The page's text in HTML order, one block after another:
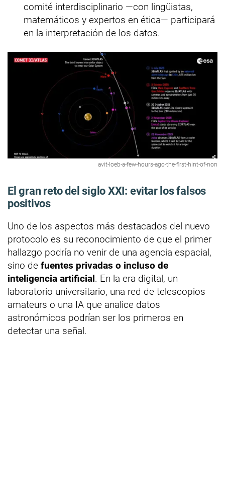
comité interdisciplinario —con lingüistas,
matemáticos y expertos en ética— participará
en la interpretación de los datos.
avit-loeb-a-few-hours-ago-the-first-hint-of-non
El gran reto del siglo XXI: evitar los falsos
positivos
Uno de los aspectos más destacados del nuevo
protocolo es su reconocimiento de que el primer
hallazgo podría no venir de una agencia espacial,
sino de fuentes privadas o incluso de
inteligencia artificial. En la era digital, un
laboratorio universitario, una red de telescopios
amateurs o una IA que analice datos
astronómicos podrían ser los primeros en
detectar una señal.